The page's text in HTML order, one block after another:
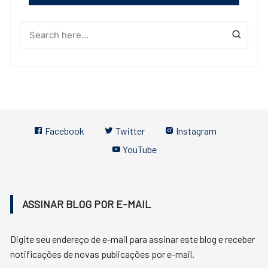
Facebook Twitter
Instagram
YouTube
ASSINAR BLOG POR E-MAIL
Digite seu endereço de e-mail para assinar este blog e receber
notificações de novas publicações por e-mail.